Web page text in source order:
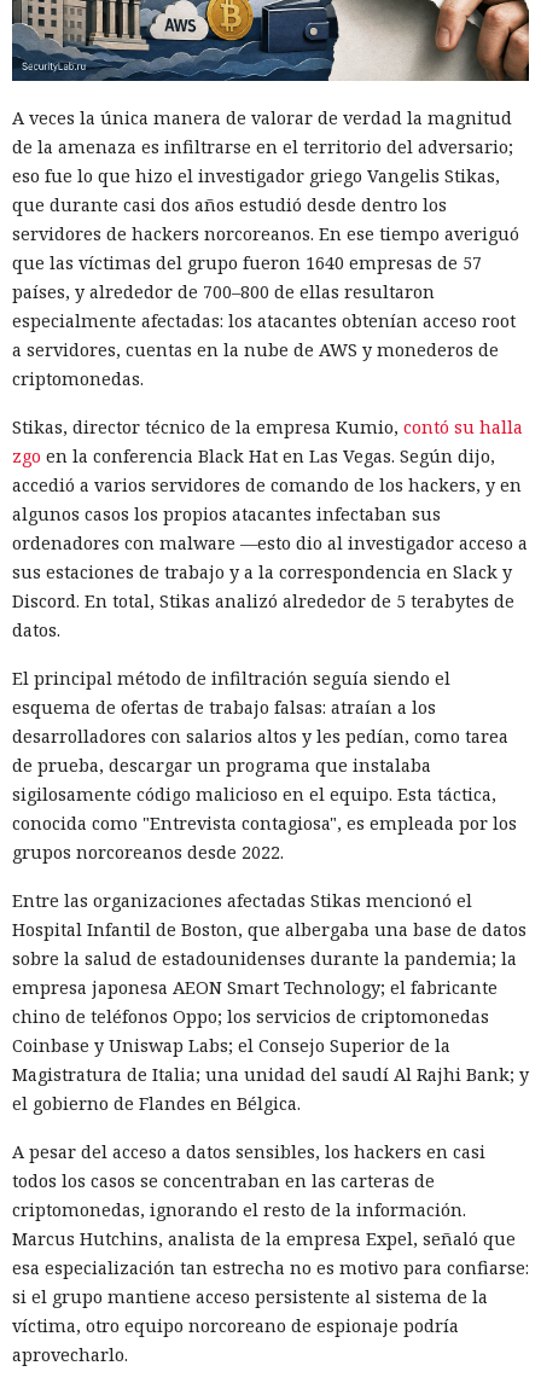
inversión, ofertas falsas de trabajos remotos y la gestión
masiva de cuentas falsas. En la prueba de HUMAN, perfiles
ficticios en servicios de citas recibieron rápidamente
numerosos mensajes. Los interlocutores intentaron dirigir
la comunicación a aplicaciones de mensajería, y un guion
condujo al registro en una plataforma comercial mediante
un enlace de afiliado.
Según los cálculos de HUMAN, una modalidad de puesta en
marcha requiere alrededor de $5000 de gastos iniciales y
luego aproximadamente $450 al mes. Una opción más
sencilla prescinde de la compra de equipos, pero cuesta
alrededor de $2970 mensuales por los teléfonos en la nube,
proxies, cuentas, la IA y los servicios de comunicación.
FunFoneFarm designa no a un solo grupo delictivo, sino a
todo un mercado de componentes compatibles.
No se puede interrumpir el funcionamiento de un
ecosistema así con una sola herramienta, ya que la mayor
parte de sus componentes es legal y también se usa en
tareas legítimas. HUMAN recomienda combinar la detección
del comportamiento sospechoso y el intercambio de señales
entre servicios. Requieren un control especial la creación
masiva de cuentas, el secuestro de cuentas y el fraude con
tarjetas bancarias.
«es solo una prueba» y ésta
volcó una base de datos ajena
de Telegram.
11:24 / 09.08.2026
Delincuentes descubren una forma alarmantemente
sencilla de convertir chatbots en cómplices de ataques
informáticos.
Las herramientas de IA gradualmente dejan de ser para los
atacantes solo una fuente de sugerencias y cada vez más
A veces la única manera de valorar de verdad la magnitud
de la amenaza es infiltrarse en el territorio del adversario;
eso fue lo que hizo el investigador griego Vangelis Stikas,
que durante casi dos años estudió desde dentro los
servidores de hackers norcoreanos. En ese tiempo averiguó
que las víctimas del grupo fueron 1640 empresas de 57
países, y alrededor de 700–800 de ellas resultaron
especialmente afectadas: los atacantes obtenían acceso root
a servidores, cuentas en la nube de AWS y monederos de
criptomonedas.
Stikas, director técnico de la empresa Kumio, contó su halla
zgo en la conferencia Black Hat en Las Vegas. Según dijo,
accedió a varios servidores de comando de los hackers, y en
algunos casos los propios atacantes infectaban sus
ordenadores con malware —esto dio al investigador acceso a
sus estaciones de trabajo y a la correspondencia en Slack y
Discord. En total, Stikas analizó alrededor de 5 terabytes de
datos.
El principal método de infiltración seguía siendo el
esquema de ofertas de trabajo falsas: atraían a los
desarrolladores con salarios altos y les pedían, como tarea
de prueba, descargar un programa que instalaba
sigilosamente código malicioso en el equipo. Esta táctica,
conocida como "Entrevista contagiosa", es empleada por los
grupos norcoreanos desde 2022.
Entre las organizaciones afectadas Stikas mencionó el
Hospital Infantil de Boston, que albergaba una base de datos
sobre la salud de estadounidenses durante la pandemia; la
empresa japonesa AEON Smart Technology; el fabricante
chino de teléfonos Oppo; los servicios de criptomonedas
Coinbase y Uniswap Labs; el Consejo Superior de la
Magistratura de Italia; una unidad del saudí Al Rajhi Bank; y
el gobierno de Flandes en Bélgica.
A pesar del acceso a datos sensibles, los hackers en casi
todos los casos se concentraban en las carteras de
criptomonedas, ignorando el resto de la información.
Marcus Hutchins, analista de la empresa Expel, señaló que
esa especialización tan estrecha no es motivo para confiarse:
si el grupo mantiene acceso persistente al sistema de la
víctima, otro equipo norcoreano de espionaje podría
aprovecharlo.